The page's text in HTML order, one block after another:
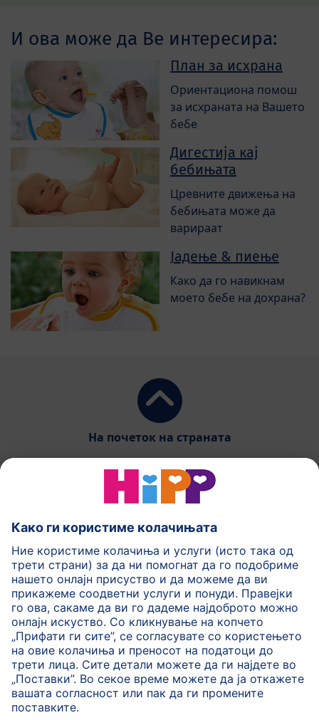
И ова може да Ве интересира:
План за исхрана
Ориентациона помош
за исхраната на Вашето
бебе
Дигестија кај
бебињата
Цревните движења на
бебињата може да
варираат
Јадење & пиење
Како да го навикнам
моето бебе на дохрана?
На почеток на страната
HiPP Млечни формули
HiPP Храна за бебиња
HiPP за деца
HiPP Нега за кожа
HiPP Бременост
Политика на приватност
Услови на користење
Импринт
Повеќе за HiPP Контакт